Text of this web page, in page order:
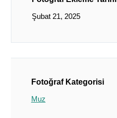
Şubat 21, 2025
Fotoğraf Kategorisi
Muz